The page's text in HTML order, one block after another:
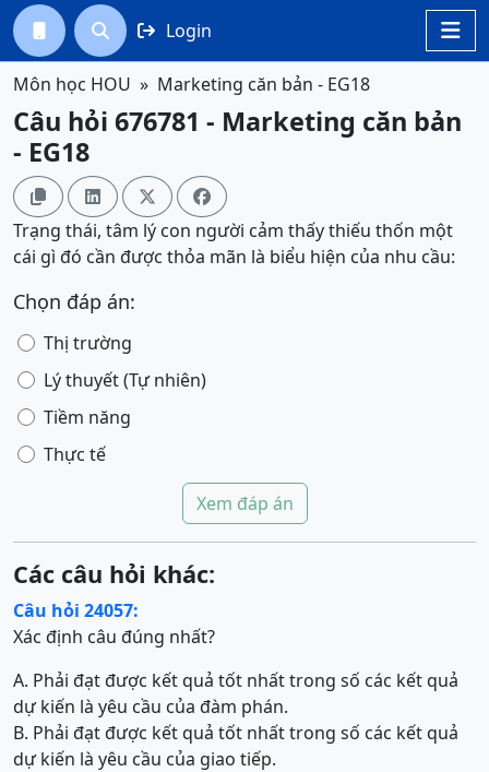

  Login
Môn học HOU Marketing căn bản - EG18
Câu hỏi 676781 - Marketing căn bản
- EG18
   
Trạng thái, tâm lý con người cảm thấy thiếu thốn một
cái gì đó cần được thỏa mãn là biểu hiện của nhu cầu:
Chọn đáp án:
Thị trường
Lý thuyết (Tự nhiên)
Tiềm năng
Thực tế
Xem đáp án
Các câu hỏi khác:
Câu hỏi 24057:
Xác định câu đúng nhất?
A. Phải đạt được kết quả tốt nhất trong số các kết quả
dự kiến là yêu cầu của đàm phán.
B. Phải đạt được kết quả tốt nhất trong số các kết quả
dự kiến là yêu cầu của giao tiếp.